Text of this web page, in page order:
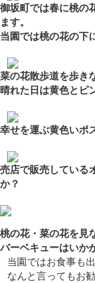
御坂町では春に桃の
ます。
当園では桃の花の下
菜の花散歩道を歩き
晴れた日は黄色とピ
幸せを運ぶ黄色いポ
売店で販売している
か？
桃の花・菜の花を見
バーベキューはいか
当園ではお食事も出
なんと言ってもお